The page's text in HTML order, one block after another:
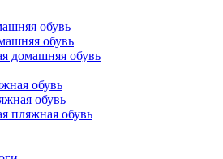
обувь
обувь
домашняя обувь
обувь
обувь
пляжная обувь